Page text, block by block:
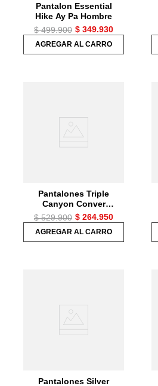
Pantalon Essential
Hike Ay Pa Hombre
$ 499.900 $ 349.930
AGREGAR AL CARRO
Pantalones Triple
Canyon Conver
Hombre
$ 529.900 $ 264.950
AGREGAR AL CARRO
Pantalones Silver